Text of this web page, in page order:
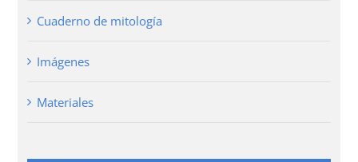
Cuaderno de mitología
Imágenes
Materiales